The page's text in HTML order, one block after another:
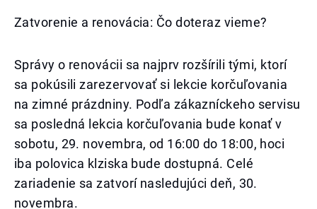
Zatvorenie a renovácia: Čo doteraz vieme?
Správy o renovácii sa najprv rozšírili tými, ktorí
sa pokúsili zarezervovať si lekcie korčuľovania
na zimné prázdniny. Podľa zákazníckeho servisu
sa posledná lekcia korčuľovania bude konať v
sobotu, 29. novembra, od 16:00 do 18:00, hoci
iba polovica klziska bude dostupná. Celé
zariadenie sa zatvorí nasledujúci deň, 30.
novembra.